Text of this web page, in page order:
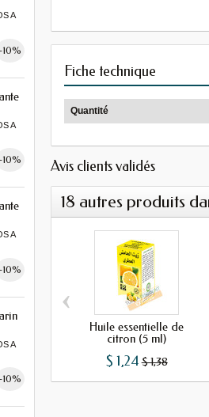
A
10%
A
10%
A
10%
A
10%
Fiche technique
Quantité
Avis clients validés
18 autres produits
Huile essentielle de
citron (5 ml)
$ 1,24 $ 1,38
‹